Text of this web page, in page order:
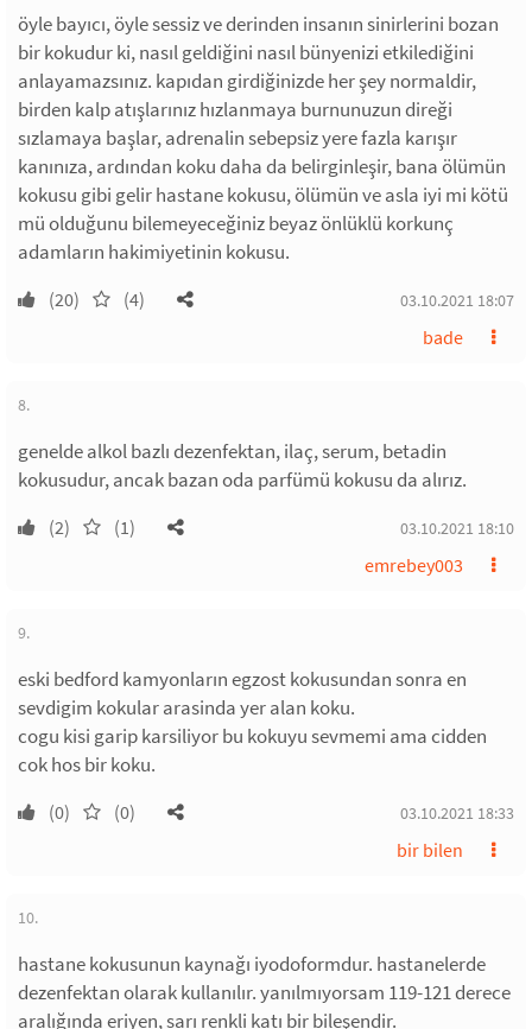
öyle bayıcı, öyle sessiz ve derinden insanın sinirlerini bozan
bir kokudur ki, nasıl geldiğini nasıl bünyenizi etkilediğini
anlayamazsınız. kapıdan girdiğinizde her şey normaldir,
birden kalp atışlarınız hızlanmaya burnunuzun direği
sızlamaya başlar, adrenalin sebepsiz yere fazla karışır
kanınıza, ardından koku daha da belirginleşir, bana ölümün
kokusu gibi gelir hastane kokusu, ölümün ve asla iyi mi kötü
mü olduğunu bilemeyeceğiniz beyaz önlüklü korkunç
adamların hakimiyetinin kokusu.
(20) (4) 03.10.2021 18:07
bade
8.
genelde alkol bazlı dezenfektan, ilaç, serum, betadin
kokusudur, ancak bazan oda parfümü kokusu da alırız.
(2) (1) 03.10.2021 18:10
emrebey003
9.
eski bedford kamyonların egzost kokusundan sonra en
sevdigim kokular arasinda yer alan koku.
cogu kisi garip karsiliyor bu kokuyu sevmemi ama cidden
cok hos bir koku.
(0) (0) 03.10.2021 18:33
bir bilen
10.
hastane kokusunun kaynağı iyodoformdur. hastanelerde
dezenfektan olarak kullanılır. yanılmıyorsam 119-121 derece
aralığında eriyen, sarı renkli katı bir bileşendir.